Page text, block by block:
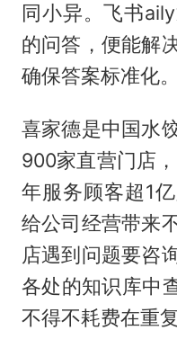
同小异。飞书
的问答，便能解
确保答案标准化。
喜家德是中国水
900家直营门店
年服务顾客超1
给公司经营带来
店遇到问题要咨
各处的知识库中
不得不耗费在重复